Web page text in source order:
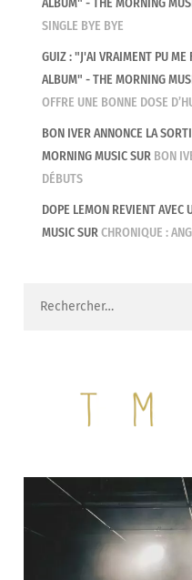
ALBUM" - THE MORNING
SINGLE BYE BYE
GUIZ : "J'AI VRAIMENT PU ME
ALBUM" - THE MORNING
OFFRE UNE BONNE DOSE
BON IVER ANNONCE LA
MORNING MUSICSUR BON
DÉBUTS
DOPE LEMON REVIENT
MUSICSURCHRONIQUE :